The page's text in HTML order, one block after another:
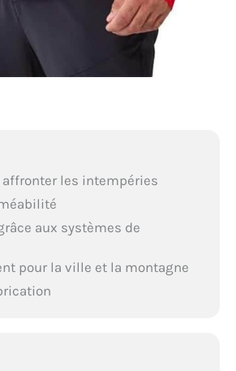
les intempéries
aux systèmes de
pour la ville et la montagne